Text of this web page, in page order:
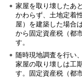
家屋を取り壊したあ
かわらず、土地定着
屋）を建築した場合
から固定資産税（都
す。
随時現地調査を行い
家屋の取り壊しは工
す。固定資産税（都